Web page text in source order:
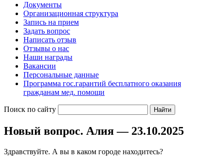
Документы
Организационная структура
Запись на прием
Задать вопрос
Написать отзыв
Отзывы о нас
Наши награды
Вакансии
Персональные данные
Программа гос.гарантий бесплатного оказания
гражданам мед. помощи
Поиск по сайту
Новый вопрос. Алия — 23.10.2025
Здравствуйте. А вы в каком городе находитесь?